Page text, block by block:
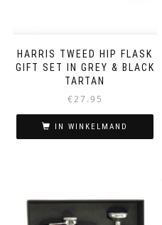
HARRIS TWEED HIP FLASK
GIFT SET IN GREY & BLACK
TARTAN
€27.95
IN WINKELMAND